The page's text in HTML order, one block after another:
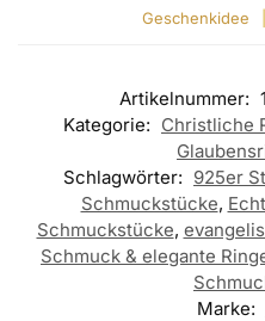
Geschenkidee
Artikelnummer:
Kategorie: Christliche
Schlagwörter: 925er
Schmuckstücke,
Schmuckstücke,
Schmuck & elegante
Marke: